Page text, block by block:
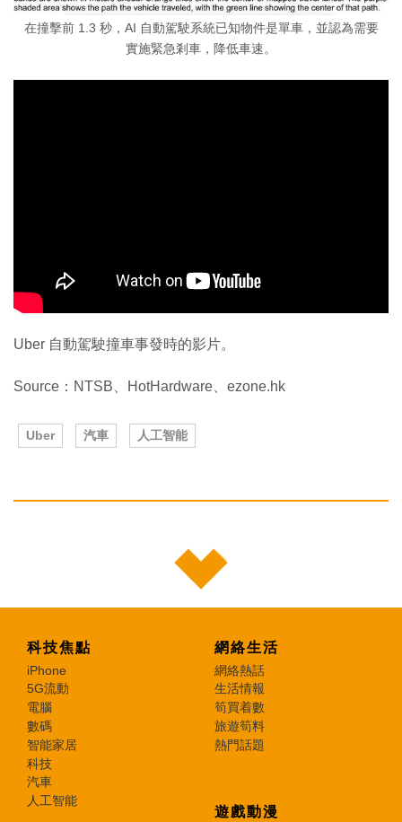
在撞擊前 1.3 秒，AI 自動駕駛系統已知物件是單車，並認為需要
實施緊急剎車，降低車速。
Uber 自動駕駛撞車事發時的影片。
Source：NTSB、HotHardware、ezone.hk
Uber 汽車 人工智能
科技焦點
iPhone
5G流動
電腦
數碼
智能家居
科技
汽車
人工智能
網絡生活
網絡熱話
生活情報
筍買着數
旅遊筍料
熱門話題
遊戲動漫